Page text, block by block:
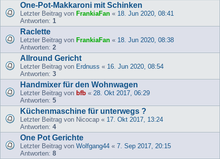
One-Pot-Makkaroni mit Schinken
Letzter Beitrag von FrankiaFan « 18. Jun 2020, 08:41
Antworten: 1
Raclette
Letzter Beitrag von FrankiaFan « 18. Jun 2020, 08:38
Antworten: 2
Allround Gericht
Letzter Beitrag von Erdnuss « 16. Jun 2020, 08:54
Antworten: 3
Handmixer für den Wohnwagen
Letzter Beitrag von bfb « 28. Okt 2017, 06:29
Antworten: 5
Küchenmaschine für unterwegs ?
Letzter Beitrag von Nicocap « 17. Okt 2017, 13:24
Antworten: 4
One Pot Gerichte
Letzter Beitrag von Wolfgang44 « 7. Sep 2017, 20:15
Antworten: 8